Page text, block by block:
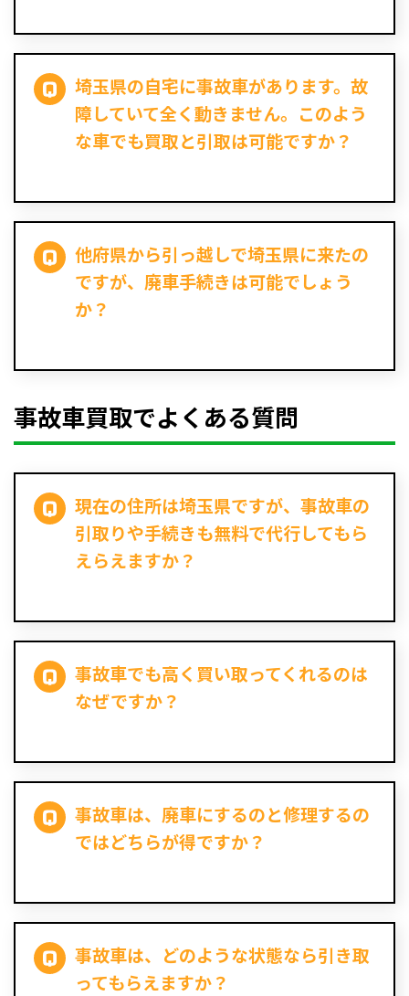
埼玉県の自宅に事故車があります。故
障していて全く動きません。このよう
な車でも買取と引取は可能ですか？
他府県から引っ越しで埼玉県に来たの
ですが、廃車手続きは可能でしょう
か？
事故車買取でよくある質問
現在の住所は埼玉県ですが、事故車の
引取りや手続きも無料で代行してもら
えらえますか？
事故車でも高く買い取ってくれるのは
なぜですか？
事故車は、廃車にするのと修理するの
ではどちらが得ですか？
事故車は、どのような状態なら引き取
ってもらえますか？